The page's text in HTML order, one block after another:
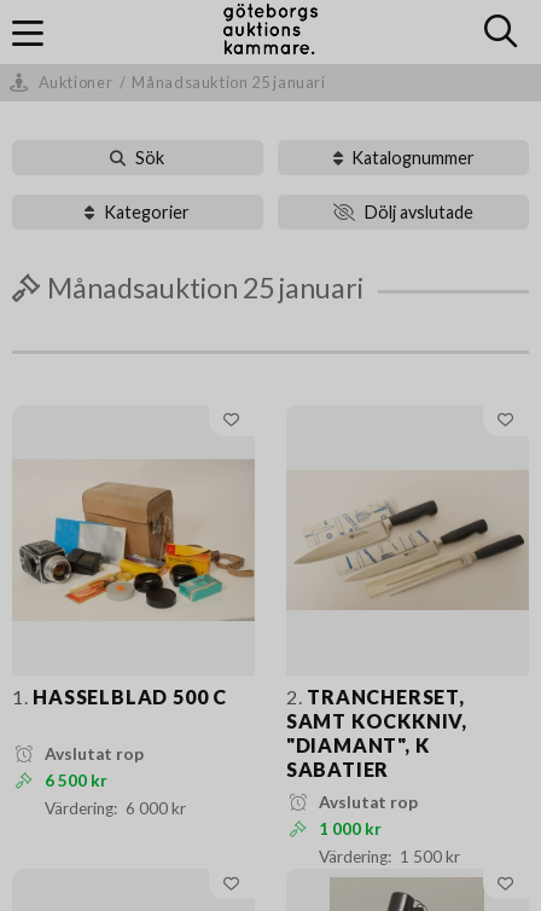
Auktioner / Månadsauktion 25 januari
Sök Katalognummer
Kategorier Dölj avslutade
Månadsauktion 25 januari
1. HASSELBLAD 500 C
Avslutat rop
6 500 kr
6 000 kr
2. TRANCHERSET,
SAMT KOCKKNIV,
"DIAMANT", K
SABATIER
Avslutat rop
1 000 kr
1 500 kr